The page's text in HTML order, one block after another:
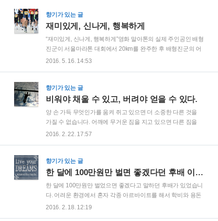
도 더 먼 거리를 날 수 있습니다. 아프리카의 어느 부족은 강을
건널 때 큰 돌을 머리에 이거나 가슴에 안고 강을 건넌다고 합니
처음에는 이해가 되지 않습니다. 하지만 무거운 돌을 가지고 강
을 건넌 사람은 그 무거운 돌로 인해 급류에 휩쓸리지 않고 무사
히 강을 건널 수 있는 반면, 그렇지 않은 사람은 강물에 휩쓸려
떠내려 가 버린다고 합니다. 이..
향기가 있는 글
재미있게, 신나게, 행복하게
“재미있게, 신나게, 행복하게”영화 말아톤의 실제 주인공인 배형
진군이 서울마라톤 대회에서 20km를 완주한 후 배형진군의 어
머니가 물었습니다. "앞으로 마라톤 어떻게 할거야?" 배형진군
잡한 답변을 했을 것입니다. 매일 운동을 몇 시간 하고, 어디 마
라톤 대회부터 시작을 해서 일년에 풀 코스를 몇 번 완주하겠다
을 입 밖으로 내뱉는 순간 즐겁고 재미있어야 할 운동이 끔찍한
스트레스로 다가오게 됩니다. 그 자체로 즐거운 운동이어야 할
마라톤이 나를 얽어 매고 구속하게 되면서 더 이상 즐거운 운동
이 아닌 고통으로 변해 버리는..
2016. 5. 16. 14:53
향기가 있는 글
비워야 채울 수 있고, 버려야 얻을 수 있다.
양 손 가득 무엇인가를 움켜 쥐고 있으면 더 소중한 다른 것을
가질 수 없습니다. 어깨에 무거운 짐을 지고 있으면 다른 짐을
짊어질 수 없습니다. 무엇인가를 채우기 위해서는 먼저 비워야
야 합니다. 우리는 비우지도 버리지도 아무것도 포기하지 않으
면서 더 많은 것을 얻으려고만 합니다.그래서 우리는 매번 아무
만 있다면 열매를 맺을 수 없습니다. 나무는 꽃을 버려야만 열매
를 맺을 수 있습니다. 우리는 현실에 안주하고 새로운 도전을 꺼
려 합니다.하지만 현실에 만족하고 더 큰 목표를 세우지 않는다
면 우리는 발전 없이 계속 현재의 삶..
2016. 2. 22. 17:57
향기가 있는 글
한 달에 100만원만 벌면 좋겠다던 후배 이야기
한 달에 100만원만 벌었으면 좋겠다고 말하던 후배가 있었습니
다. 어려운 환경에서 혼자 각종 아르바이트를 해서 학비와 용돈
을 충당해야 했던 후배는 대학을 졸업하고도 준비하던 시험에
2016. 2. 18. 12:19